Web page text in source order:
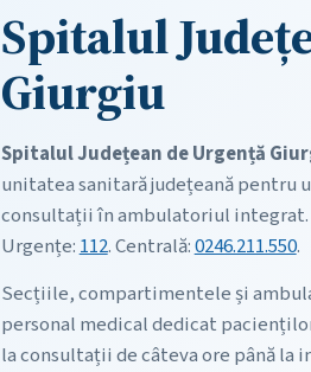
Spitalul
Giurgiu
Spitalul Județean de Urgență
unitatea sanitară județeană pentru
consultații în ambulatoriul integrat.
Urgențe: 112. Centrală:0246.211.550.
Secțiile, compartimentele și
personal medical dedicat
la consultații de câteva ore până